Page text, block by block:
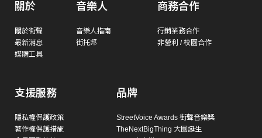
關於
關於街聲
最新消息
媒體工具
音樂人
音樂人指南
街托邦
商務合作
行銷業務合作
非營利 / 校園合作
支援服務
隱私權保護政策
著作權保護措施
品牌
StreetVoice Awards 街聲音樂獎
TheNextBigThing 大團誕生